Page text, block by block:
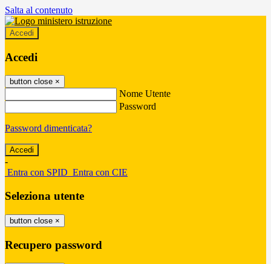
Salta al contenuto
Accedi
Accedi
button close ×
Nome Utente
Password
Password dimenticata?
-
Entra con SPID Entra con CIE
Seleziona utente
button close ×
Recupero password